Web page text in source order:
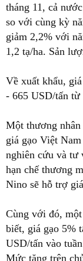
tháng 11, cả
so với cùng kỳ
giảm 2,2% với
1,2 tạ/ha. Sản
Về xuất khẩu,
- 665 USD/tấn
Một thương
giá gạo Việt
nghiên cứu và tư
hạn chế thương
Nino sẽ hỗ trợ
Cùng với đó,
biết, giá gạo 5%
USD/tấn vào
Mức tăng trên